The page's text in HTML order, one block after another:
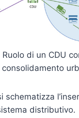
Ruolo di un CDU
consolidamento
schematizza
distributivo.